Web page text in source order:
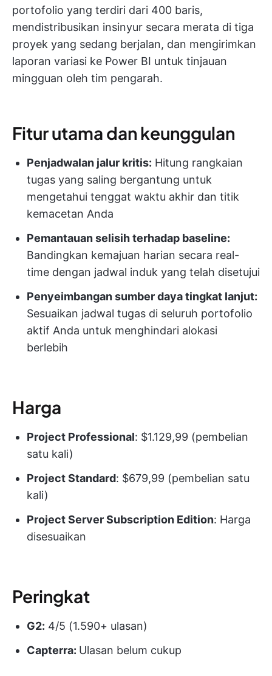
portofolio yang terdiri dari 400 baris,
mendistribusikan insinyur secara merata di tiga
proyek yang sedang berjalan, dan mengirimkan
laporan variasi ke Power BI untuk tinjauan
mingguan oleh tim pengarah.
Fitur utama dan keunggulan
Penjadwalan jalur kritis: Hitung rangkaian
tugas yang saling bergantung untuk
mengetahui tenggat waktu akhir dan titik
kemacetan Anda
Pemantauan selisih terhadap baseline:
Bandingkan kemajuan harian secara real-
time dengan jadwal induk yang telah disetujui
Penyeimbangan sumber daya tingkat lanjut:
Sesuaikan jadwal tugas di seluruh portofolio
aktif Anda untuk menghindari alokasi
berlebih
Harga
Project Professional: $1.129,99 (pembelian
satu kali)
Project Standard: $679,99 (pembelian satu
kali)
Project Server Subscription Edition: Harga
disesuaikan
Peringkat
G2: 4/5 (1.590+ ulasan)
Capterra: Ulasan belum cukup